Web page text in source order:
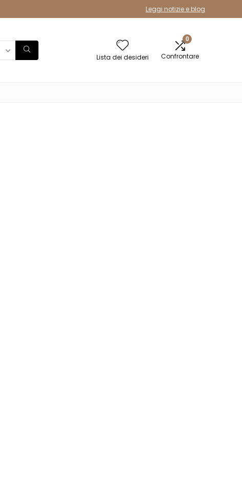
Leggi notizie e blog
Lista dei desideri
0
Confrontare